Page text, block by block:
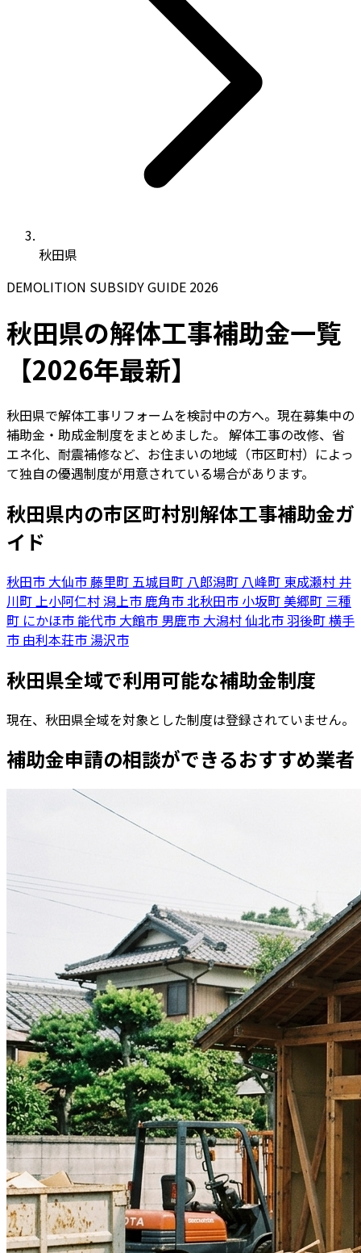
秋田県
DEMOLITION SUBSIDY GUIDE 2026
秋田県の解体工事補助金一覧
【2026年最新】
秋田県で解体工事リフォームを検討中の方へ。現在募集中の
補助金・助成金制度をまとめました。 解体工事の改修、省
エネ化、耐震補修など、お住まいの地域（市区町村）によっ
て独自の優遇制度が用意されている場合があります。
秋田県内の市区町村別解体工事補助金ガ
イド
秋田市 大仙市藤里町 五城目町 八郎潟町 八峰町 東成瀬村 井
川町 上小阿仁村潟上市 鹿角市北秋田市 小坂町美郷町 三種
町 にかほ市能代市 大館市 男鹿市 大潟村仙北市羽後町横手
市 由利本荘市 湯沢市
秋田県全域で利用可能な補助金制度
現在、秋田県全域を対象とした制度は登録されていません。
補助金申請の相談ができるおすすめ業者